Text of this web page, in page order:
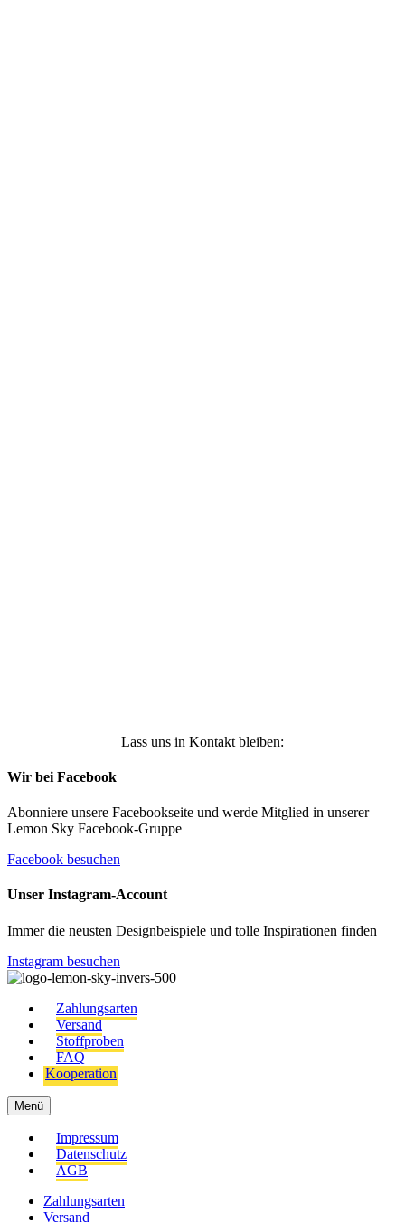
Lass uns in Kontakt bleiben:
Wir bei Facebook
Abonniere unsere Facebookseite und werde Mitglied in unserer
Lemon Sky Facebook-Gruppe
Facebook besuchen
Unser Instagram-Account
Immer die neusten Designbeispiele und tolle Inspirationen finden
Instagram besuchen
Zahlungsarten
Versand
Stoffproben
FAQ
Kooperation
Menü
Impressum
Datenschutz
AGB
Zahlungsarten
Versand